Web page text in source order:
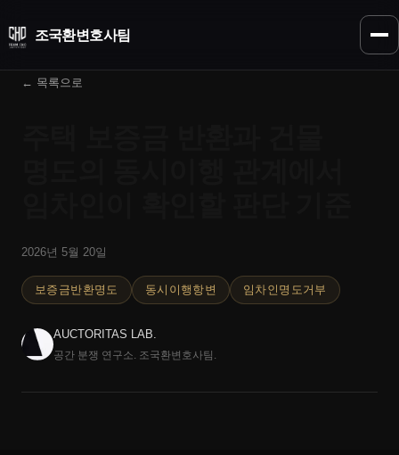
조국환변호사팀
← 목록으로
2026년 5월 20일
보증금반환명도 동시이행항변 임차인명도거부
AUCTORITAS LAB.
공간 분쟁 연구소. 조국환변호사팀.